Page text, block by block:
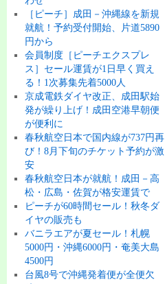
［ピーチ］成田－沖縄線を新規
就航！予約受付開始、片道5890
円から
会員制度［ピーチエクスプレ
ス］セール運賃が1日早く買え
る！1次募集先着5000人
京成電鉄ダイヤ改正、成田駅始
発が繰り上げ！成田空港早朝便
が便利に
春秋航空日本で国内線が737円再
び！8月下旬のチケット予約が激
安
春秋航空日本が就航！成田－高
松・広島・佐賀が格安運賃で
ピーチが60時間セール！秋冬ダ
イヤの販売も
バニラエアが夏セール！札幌
5000円・沖縄6000円・奄美大島
4500円
台風8号で沖縄発着便が全便欠